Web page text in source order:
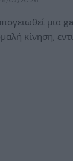
μια
κίνηση,